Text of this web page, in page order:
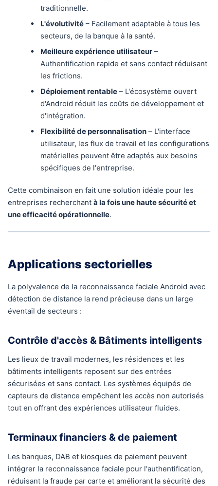
traditionnelle.
L'évolutivité – Facilement adaptable à tous les
secteurs, de la banque à la santé.
Meilleure expérience utilisateur –
Authentification rapide et sans contact réduisant
les frictions.
Déploiement rentable – L'écosystème ouvert
d'Android réduit les coûts de développement et
d'intégration.
Flexibilité de personnalisation – L'interface
utilisateur, les flux de travail et les configurations
matérielles peuvent être adaptés aux besoins
spécifiques de l'entreprise.
Cette combinaison en fait une solution idéale pour les
entreprises recherchant à la fois une haute sécurité et
une efficacité opérationnelle.
Applications sectorielles
La polyvalence de la reconnaissance faciale Android avec
détection de distance la rend précieuse dans un large
éventail de secteurs :
Contrôle d'accès & Bâtiments intelligents
Les lieux de travail modernes, les résidences et les
bâtiments intelligents reposent sur des entrées
sécurisées et sans contact. Les systèmes équipés de
capteurs de distance empêchent les accès non autorisés
tout en offrant des expériences utilisateur fluides.
Terminaux financiers & de paiement
Les banques, DAB et kiosques de paiement peuvent
intégrer la reconnaissance faciale pour l'authentification,
réduisant la fraude par carte et améliorant la sécurité des